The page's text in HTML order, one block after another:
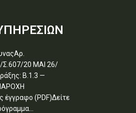
20 ΜΑΙ 26/
Β.1.3 —
έγγραφο (PDF)Δείτε